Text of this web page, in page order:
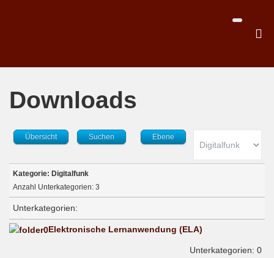
Downloads
Übersicht Suchen Ebene
Kategorie: Digitalfunk
Anzahl Unterkategorien: 3
Unterkategorien:
Elektronische Lernanwendung (ELA)
Unterkategorien: 0